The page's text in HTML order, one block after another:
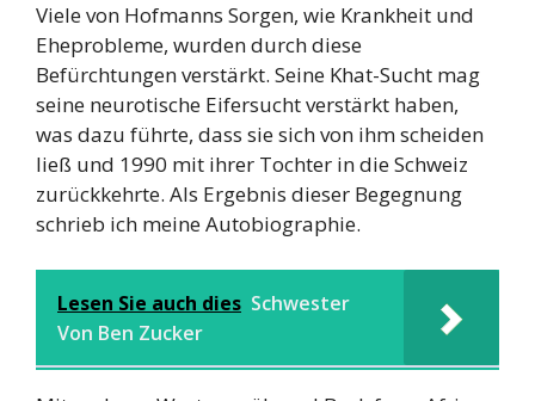
Viele von Hofmanns Sorgen, wie Krankheit und
Eheprobleme, wurden durch diese
Befürchtungen verstärkt. Seine Khat-Sucht mag
seine neurotische Eifersucht verstärkt haben,
was dazu führte, dass sie sich von ihm scheiden
ließ und 1990 mit ihrer Tochter in die Schweiz
zurückkehrte. Als Ergebnis dieser Begegnung
schrieb ich meine Autobiographie.
Lesen Sie auch dies Schwester
Von Ben Zucker